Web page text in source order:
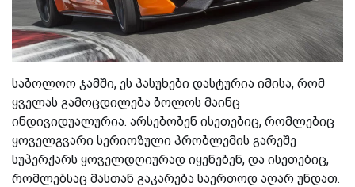
საბოლოო ჯამში, ეს პასუხები დასტურია იმისა, რომ
ყველას გამოცდილება ბოლოს მაინც
ინდივიდუალურია. არსებობენ ისეთებიც, რომლებიც
ყოველგვარი სერიოზული პრობლემის გარეშე
სუპერქარს ყოველდღიურად იყენებენ, და ისეთებიც,
რომლებსაც მასთან გაკარება საერთოდ აღარ უნდათ.